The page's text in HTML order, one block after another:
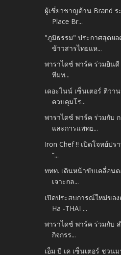
ผู้เชี่ยวชาญด้าน Brand
Place Br...
"ภูมิธรรม" ประกาศสุดย
ข้าวสารไทยแห...
พาราไดซ์ พาร์ค ร่วมยินดี
ทีมท...
เดอะไนน์ เซ็นเตอร์ ติวา
ควบคุมโร...
พาราไดซ์ พาร์ค ร่วมกับ
และการแพทย...
Iron Chef !! เปิดโจทย์ปร
“...
ททท. เดินหน้าขับเคลื่อนต
เจาะกล...
เปิดประสบการณ์ใหม่ขอ
Ha -THAI ...
พาราไดซ์ พาร์ค ร่วมกับ
กิจกรร...
เอ็ม บี เค เซ็นเตอร์ ชวน